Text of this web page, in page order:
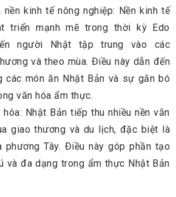
kinh tế nông nghiệp: Nền kinh tế
triển mạnh mẽ trong thời kỳ Edo
người Nhật tập trung vào các
và theo mùa. Điều này dẫn đến
các món ăn Nhật Bản và sự gắn bó
văn hóa ẩm thực.
Nhật Bản tiếp thu nhiều nền văn
giao thương và du lịch, đặc biệt là
phương Tây. Điều này góp phần tạo
và đa dạng trong ẩm thực Nhật Bản